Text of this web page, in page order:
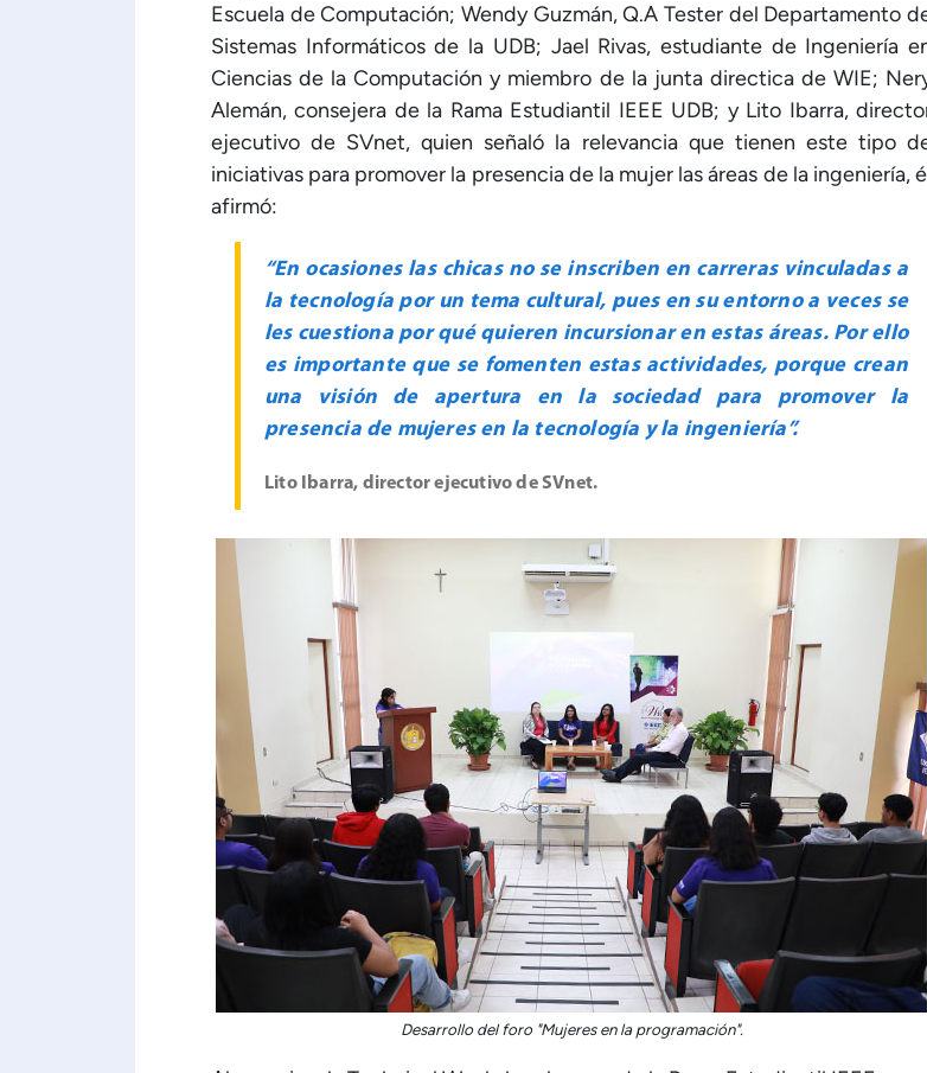
Escuela de Computación; Wendy Guzmán, Q.A Tester del Departamento
Sistemas Informáticos de la UDB; Jael Rivas, estudiante de Ingeniería
Ciencias de la Computación y miembro de la junta directica de WIE;
Alemán, consejera de la Rama Estudiantil IEEE UDB; y Lito Ibarra,
ejecutivo de SVnet, quien señaló la relevancia que tienen este tipo
iniciativas para promover la presencia de la mujer las áreas de la ingeniería,
afirmó:
“En ocasiones las chicas no se inscriben en carreras vinculadas a
la tecnología por un tema cultural, pues en su entorno a veces se
les cuestiona por qué quieren incursionar en estas áreas. Por ello
es importante que se fomenten estas actividades, porque crean
una visión de apertura en la sociedad para promover la
presencia de mujeres en la tecnología y la ingeniería”.
Lito Ibarra, director ejecutivo de SVnet.
Desarrollo del foro "Mujeres en la programación".